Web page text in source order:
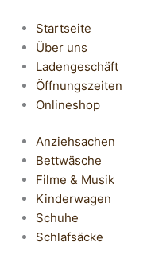
Startseite
Über uns
Ladengeschäft
Öffnungszeiten
Onlineshop
Anziehsachen
Bettwäsche
Filme & Musik
Kinderwagen
Schuhe
Schlafsäcke